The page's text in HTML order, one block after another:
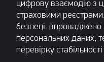
цифрову взаємодію з
страховими
безпеці:
персональних даних,
перевірку